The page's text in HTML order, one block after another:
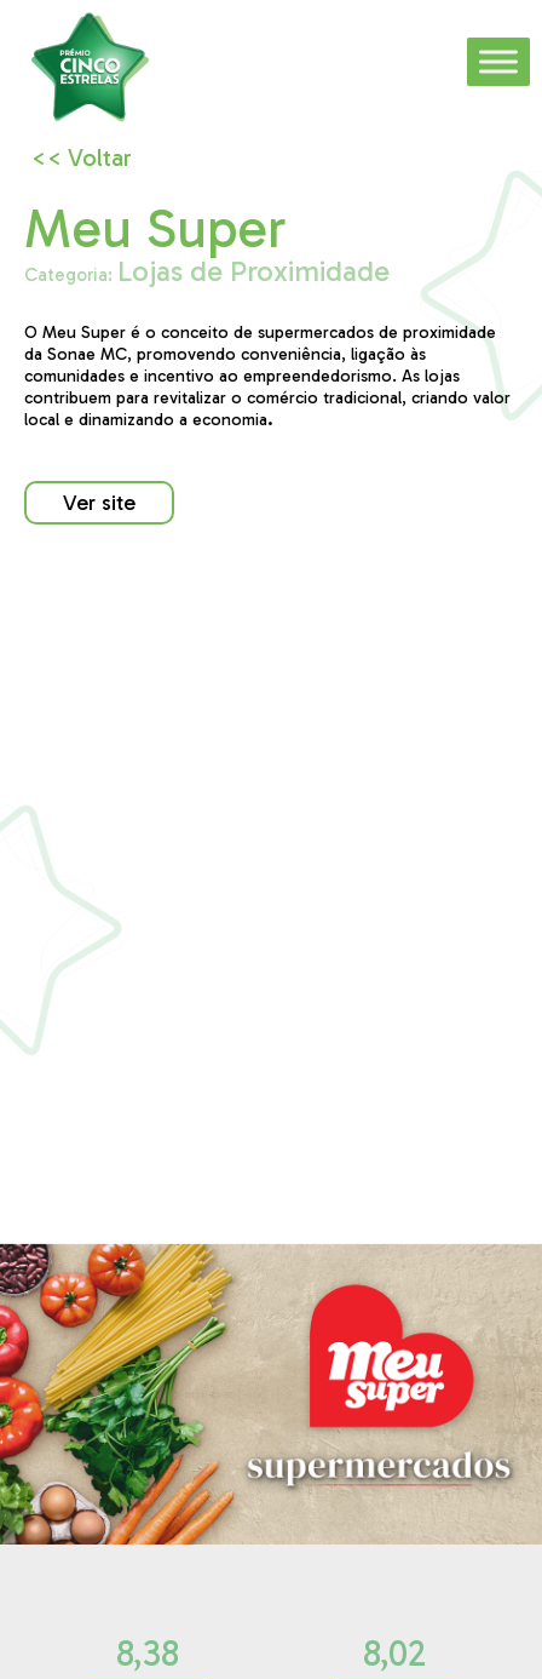
<< Voltar
Meu Super
Categoria: Lojas de Proximidade​
O Meu Super é o conceito de supermercados de proximidade
da Sonae MC, promovendo conveniência, ligação às
comunidades e incentivo ao empreendedorismo. As lojas
contribuem para revitalizar o comércio tradicional, criando valor
local e dinamizando a economia.
Ver site
8,38 8,02